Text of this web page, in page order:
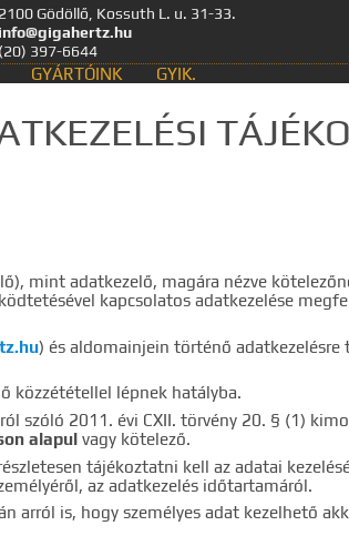
2100 Gödöllő, Kossuth L. u. 31-33.
(20) 397-6644
GYÁRTÓINK
GYIK.
egy, minimum 3 betűs szót, vagy
Speciális kifejezések:
Kezdő rész szó:
Mindenképp szerepeljen:
Semmiképp ne szerepeljen:
-szó
mindkét esetben használhatja az
mint adatkezelő, magára nézve
kapcsolatos adatkezelése
) és aldomainjein történő
közzététellel lépnek hatályba.
szóló 2011. évi CXII. törvény 20. § (1)
alapul vagy kötelező.
tájékoztatni kell az adatai
az adatkezelés időtartamáról.
is, hogy személyes adat kezelhető